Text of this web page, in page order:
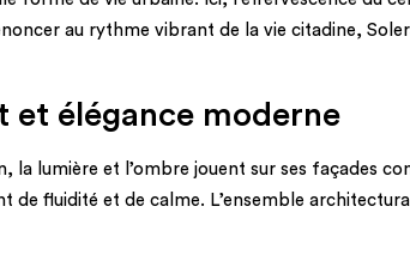
au rythme vibrant de la vie citadine,
élégance moderne
lumière et l’ombre jouent sur ses façades
de fluidité et de calme. L’ensemble